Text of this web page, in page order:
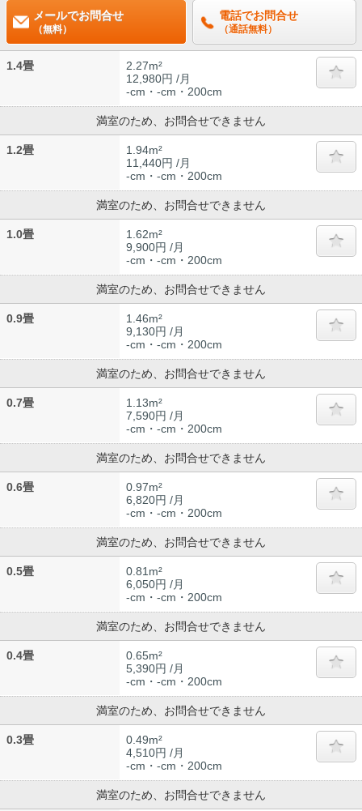
メールでお問合せ
（無料）
電話でお問合せ
（通話無料）
1.4畳
2.27m²
12,980円 /月
-cm・-cm・200cm
満室のため、お問合せできません
1.2畳
1.94m²
11,440円 /月
-cm・-cm・200cm
満室のため、お問合せできません
1.0畳
1.62m²
9,900円 /月
-cm・-cm・200cm
満室のため、お問合せできません
0.9畳
1.46m²
9,130円 /月
-cm・-cm・200cm
満室のため、お問合せできません
0.7畳
1.13m²
7,590円 /月
-cm・-cm・200cm
満室のため、お問合せできません
0.6畳
0.97m²
6,820円 /月
-cm・-cm・200cm
満室のため、お問合せできません
0.5畳
0.81m²
6,050円 /月
-cm・-cm・200cm
満室のため、お問合せできません
0.4畳
0.65m²
5,390円 /月
-cm・-cm・200cm
満室のため、お問合せできません
0.3畳
0.49m²
4,510円 /月
-cm・-cm・200cm
満室のため、お問合せできません